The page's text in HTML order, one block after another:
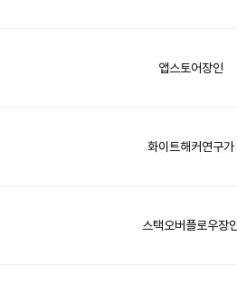
앱스토어장인
화이트해커연구가
스택오버플로우장